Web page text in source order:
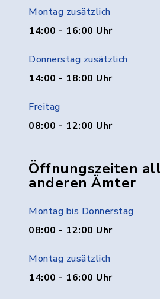
Montag zusätzlich
14:00 - 16:00 Uhr
Donnerstag zusätzlich
14:00 - 18:00 Uhr
Freitag
08:00 - 12:00 Uhr
Öffnungszeiten
anderen Ämter
Montag bis Donnerstag
08:00 - 12:00 Uhr
Montag zusätzlich
14:00 - 16:00 Uhr